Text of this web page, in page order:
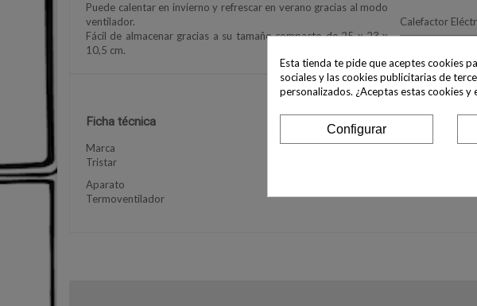
Calefactor
CANTIDAD
Puede calentar en invierno y refrescar en verano gracias al modo
ventilador.
Fácil de almacenar gracias a su tamaño compacto de 25 x 23 x
10,5 cm.
Ficha técnica
Marca
Tristar
Aparato
Termoventilador
Esta tienda te pide que aceptes cookies
sociales y las cookies publicitarias de
personalizados. ¿Aceptas estas cookies
Configurar